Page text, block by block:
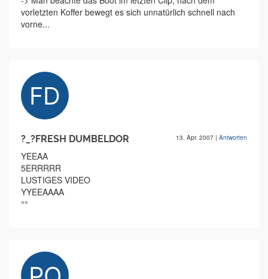
vorletzten Koffer bewegt es sich unnatürlich schnell nach
vorne...
?_?FRESH DUMBELDOR 13. Apr. 2007 | Antworten
YEEAA
5ERRRRR
LUSTIGES VIDEO
YYEEAAAA
°°